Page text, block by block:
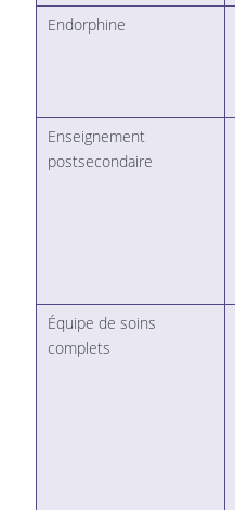
Endorphine
Enseignement
postsecondaire
Équipe de soins
complets